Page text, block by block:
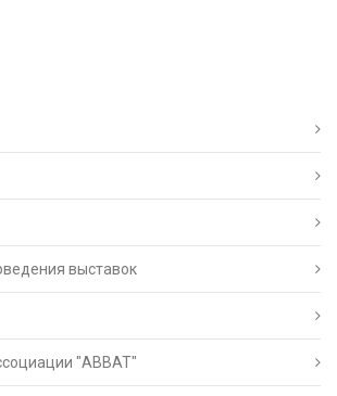
выставок
"АВВАТ"